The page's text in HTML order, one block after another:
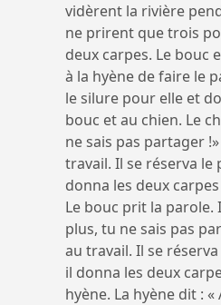
vidèrent la rivière
ne prirent que trois
deux carpes. Le bouc
à la hyène de faire le
le silure pour elle et
bouc et au chien. Le
ne sais pas partager
travail. Il se réserva
donna les deux
Le bouc prit la parole.
plus, tu ne sais pas
au travail. Il se
il donna les deux
hyène. La hyène dit :